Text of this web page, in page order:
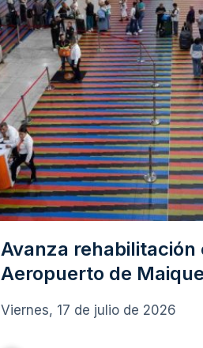
Avanza rehabilitación
Aeropuerto de
Viernes, 17 de julio de 2026